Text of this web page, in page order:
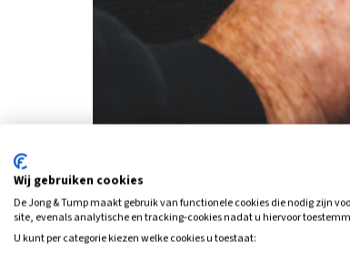
Een alarmsysteem schrikt inbrekers af. Een
ook meer gemoedsrust. Dankzij een
hart van huis gaan. Maar het is wel
Wij gebruiken cookies
De Jong & Tump maakt gebruik van functionele cookies die nodig zijn
site, evenals analytische en tracking‑cookies nadat u hiervoor
U kunt per categorie kiezen welke cookies u toestaat: